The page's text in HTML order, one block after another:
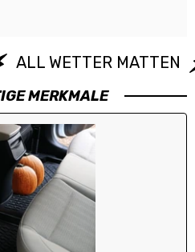
ALL WETTER MATTEN
MERKMALE